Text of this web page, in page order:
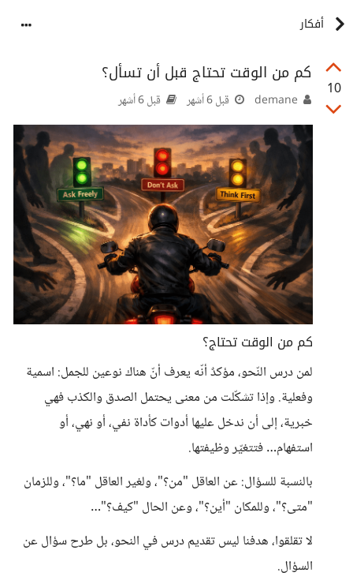
أفكار
10
كم من الوقت تحتاج قبل أن تسأل؟
قبل 6 أشهر قبل 6 أشهر
كم من الوقت تحتاج؟
لمن درس النّحو، مؤكدٌ أنّه يعرف أنّ هناك نوعين للجمل: اسمية
وفعلية. وإذا تشكّلت من معنى يحتمل الصدق والكذب فهي
خبرية، إلى أن ندخل عليها أدوات كأداة نفي، أو نهي، أو
استفهام… فتتغيّر وظيفتها.
بالنسبة للسؤال: عن العاقل "من؟"، ولغير العاقل "ما؟"، وللزمان
"متى؟"، وللمكان "أين؟"، وعن الحال "كيف؟"…
لا تقلقوا، هدفنا ليس تقديم درس في النحو، بل طرح سؤال عن
السؤال.